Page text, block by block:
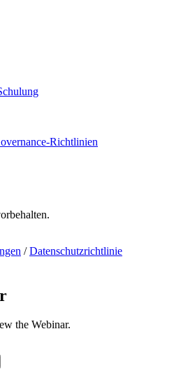
Richtlinien
/ Datenschutzrichtlinie
the Webinar.